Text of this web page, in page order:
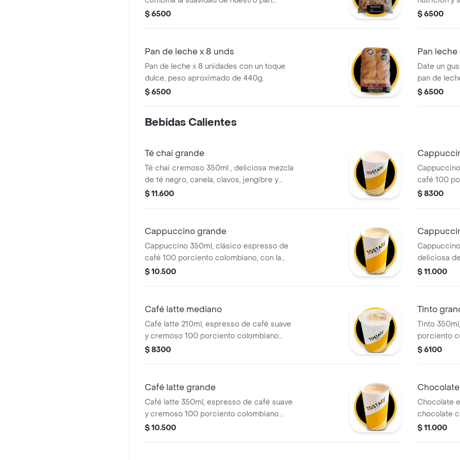
tradicional con el toque dulce y natural de
chocolate o para un snack rápido a
$ 6500
ofrece una
ligera. el
para
$ 6500
Pan de leche x 8 unds
Pan de leche x 8 unidades con un toque
dulce, peso aproximado de 440g.
$ 6500
Pan
Date un
pan de
chispas de
tostao.
$ 6500
Bebidas Calientes
Té chai grande
Té chai cremoso 350ml , deliciosa mezcla
de té negro, canela, clavos, jengibre y
leche deslactosada .
$ 11.600
café 100
proporción
$ 8300
Cappuccino grande
Cappuccino 350ml, clásico espresso de
café 100 porciento colombiano, con la
proporción perfecta de leche vaporizada
$ 10.500
deliciosa
placentera
$ 11.000
Café latte mediano
Café latte 210ml, espresso de café suave
y cremoso 100 porciento colombiano
con la cantidad justa de leche vaporizada
$ 8300
Tinto
Tinto
porciento
$ 6100
Café latte grande
Café latte 350ml, espresso de café suave
y cremoso 100 porciento colombiano
con la cantidad justa de leche vaporizada
$ 10.500
Chocolate
chocolate
textura
$ 11.000